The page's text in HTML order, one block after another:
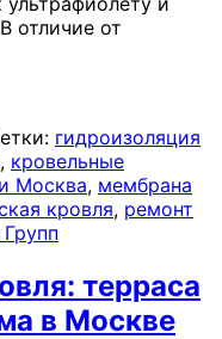
отличие от
гидроизоляция
, кровельные
Москва, мембрана
кровля, ремонт
терраса
в Москве